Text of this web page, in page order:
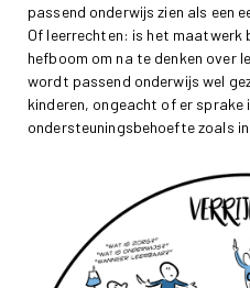
passend onderwijs zien als een
Of leerrechten: is het maatwerk
hefboom om na te denken over
wordt passend onderwijs wel
kinderen, ongeacht of er sprake
ondersteuningsbehoefte zoals